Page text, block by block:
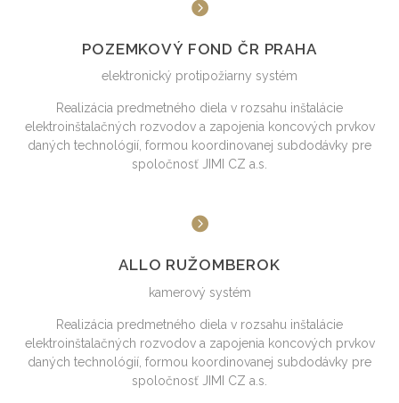
POZEMKOVÝ FOND ČR PRAHA
elektronický protipožiarny systém
Realizácia predmetného diela v rozsahu inštalácie
elektroinštalačných rozvodov a zapojenia koncových prvkov
daných technológií, formou koordinovanej subdodávky pre
spoločnosť JIMI CZ a.s.
ALLO RUŽOMBEROK
kamerový systém
Realizácia predmetného diela v rozsahu inštalácie
elektroinštalačných rozvodov a zapojenia koncových prvkov
daných technológií, formou koordinovanej subdodávky pre
spoločnosť JIMI CZ a.s.